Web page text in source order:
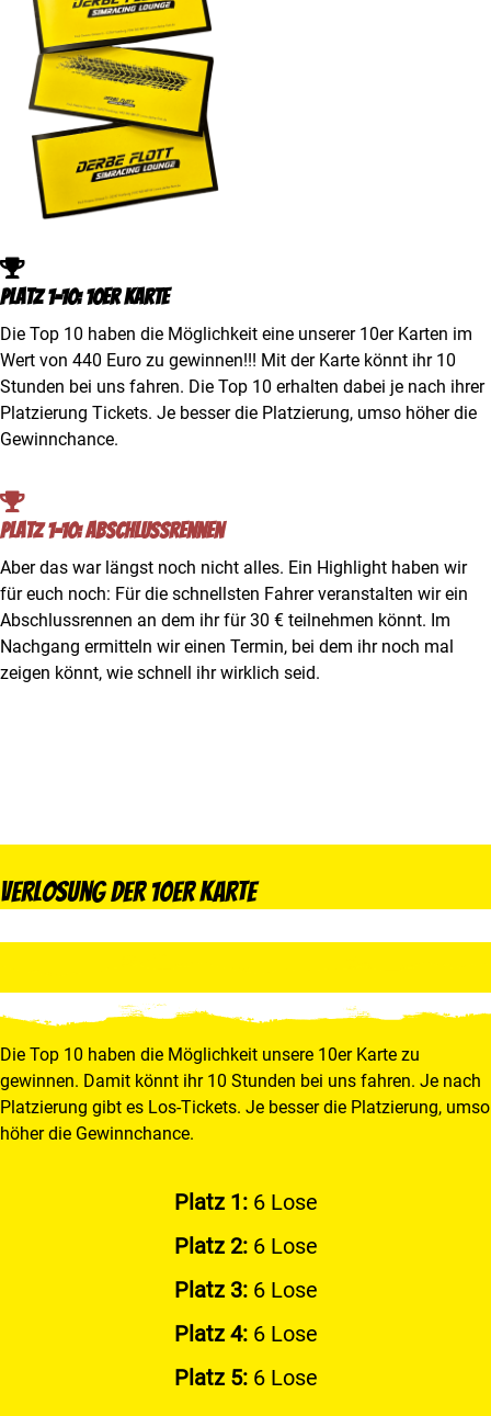
Platz 1-10: 10er Karte
Die Top 10 haben die Möglichkeit eine unserer 10er Karten im
Wert von 440 Euro zu gewinnen!!! Mit der Karte könnt ihr 10
Stunden bei uns fahren. Die Top 10 erhalten dabei je nach ihrer
Platzierung Tickets. Je besser die Platzierung, umso höher die
Gewinnchance.
Platz 1-10: Abschlussrennen
Aber das war längst noch nicht alles. Ein Highlight haben wir
für euch noch: Für die schnellsten Fahrer veranstalten wir ein
Abschlussrennen an dem ihr für 30 € teilnehmen könnt. Im
Nachgang ermitteln wir einen Termin, bei dem ihr noch mal
zeigen könnt, wie schnell ihr wirklich seid.
Verlosung der 10er Karte
Die Top 10 haben die Möglichkeit unsere 10er Karte zu
gewinnen. Damit könnt ihr 10 Stunden bei uns fahren. Je nach
Platzierung gibt es Los-Tickets. Je besser die Platzierung, umso
höher die Gewinnchance.
Platz 1: 6 Lose
Platz 2: 6 Lose
Platz 3: 6 Lose
Platz 4:6 Lose
Platz 5: 6 Lose